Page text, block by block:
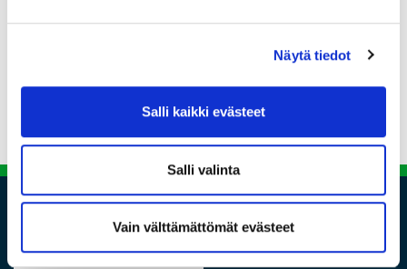
Näytä tiedot
Salli kaikki evästeet
Salli valinta
Vain välttämättömät evästeet
Broschuere_EN_9396000754_02-
Lue lisää